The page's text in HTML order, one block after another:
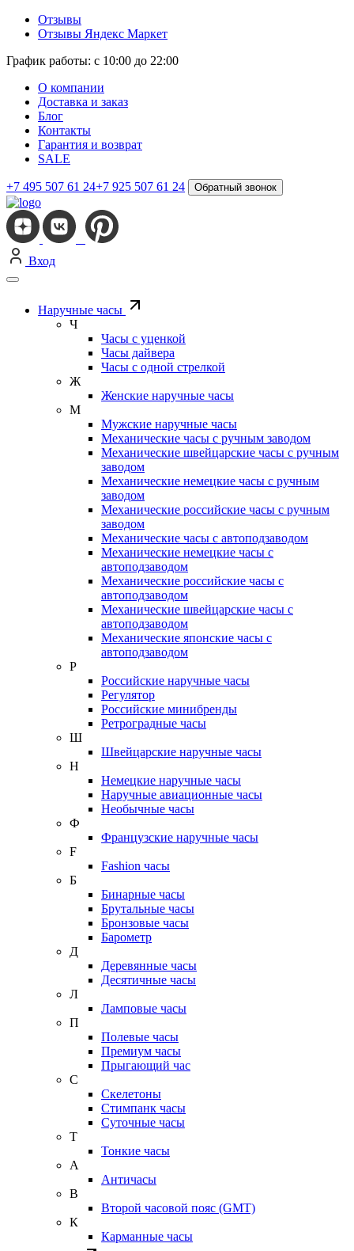
Отзывы
Отзывы Яндекс Маркет
График работы: с 10:00 до 22:00
О компании
Доставка и заказ
Блог
Контакты
Гарантия и возврат
SALE
+7 495 507 61 24+7 925 507 61 24 Обратный звонок
Вход
Наручные часы
Ч
Часы с уценкой
Часы дайвера
Часы с одной стрелкой
Ж
Женские наручные часы
М
Мужские наручные часы
Механические часы с ручным заводом
Механические швейцарские часы с ручным
заводом
Механические немецкие часы с ручным
заводом
Механические российские часы с ручным
заводом
Механические часы с автоподзаводом
Механические немецкие часы с
автоподзаводом
Механические российские часы с
автоподзаводом
Механические швейцарские часы с
автоподзаводом
Механические японские часы с
автоподзаводом
Р
Российские наручные часы
Регулятор
Российские минибренды
Ретроградные часы
Ш
Швейцарские наручные часы
Н
Немецкие наручные часы
Наручные авиационные часы
Необычные часы
Ф
Французские наручные часы
F
Fashion часы
Б
Бинарные часы
Брутальные часы
Бронзовые часы
Барометр
Д
Деревянные часы
Десятичные часы
Л
Ламповые часы
П
Полевые часы
Премиум часы
Прыгающий час
С
Скелетоны
Стимпанк часы
Суточные часы
Т
Тонкие часы
А
Античасы
В
Второй часовой пояс (GMT)
К
Карманные часы